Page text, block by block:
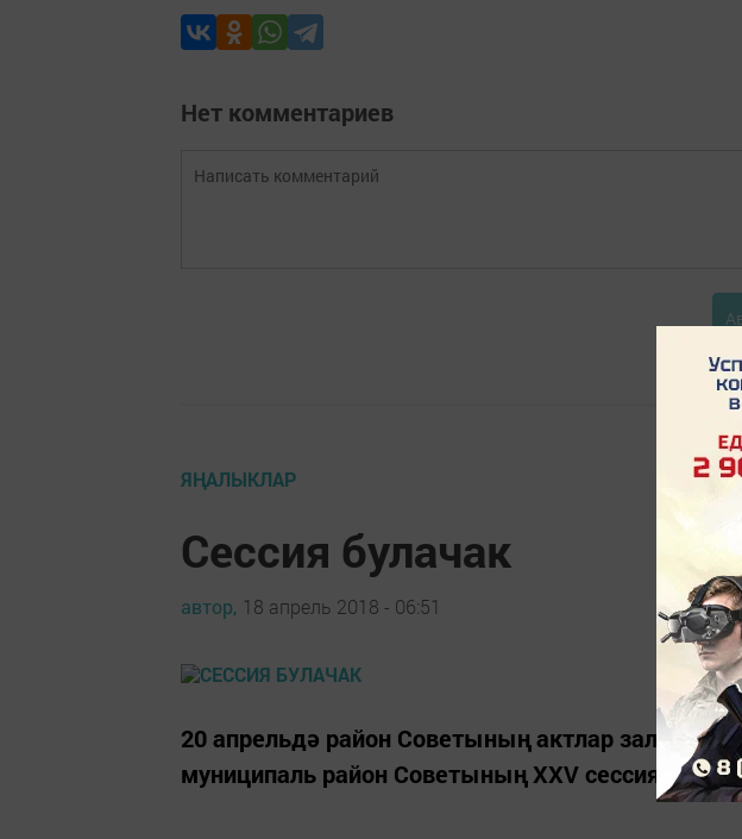
Нет комментариев
ЯҢАЛЫКЛАР
Сессия булачак
автор, 18 апрель 2018 - 06:51
20 апрельдә район Советының актлар
муниципаль район Советының XXV сессиясе